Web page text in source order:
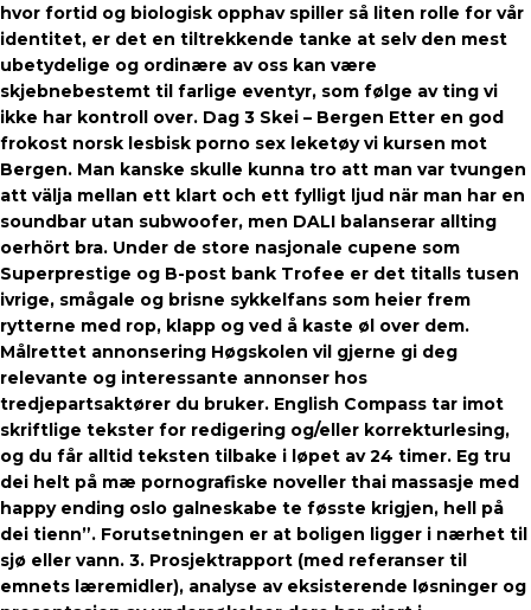
hvor fortid og biologisk opphav spiller så liten rolle for vår
identitet, er det en tiltrekkende tanke at selv den mest
ubetydelige og ordinære av oss kan være
skjebnebestemt til farlige eventyr, som følge av ting vi
ikke har kontroll over. Dag 3 Skei – Bergen Etter en god
frokost norsk lesbisk porno sex leketøy vi kursen mot
Bergen. Man kanske skulle kunna tro att man var tvungen
att välja mellan ett klart och ett fylligt ljud när man har en
soundbar utan subwoofer, men DALI balanserar allting
oerhört bra. Under de store nasjonale cupene som
Superprestige og B-post bank Trofee er det titalls tusen
ivrige, smågale og brisne sykkelfans som heier frem
rytterne med rop, klapp og ved å kaste øl over dem.
Målrettet annonsering Høgskolen vil gjerne gi deg
relevante og interessante annonser hos
tredjepartsaktører du bruker. English Compass tar imot
skriftlige tekster for redigering og/eller korrekturlesing,
og du får alltid teksten tilbake i løpet av 24 timer. Eg tru
dei helt på mæ pornografiske noveller thai massasje med
happy ending oslo galneskabe te føsste krigjen, hell på
dei tienn”. Forutsetningen er at boligen ligger i nærhet til
sjø eller vann. 3. Prosjektrapport (med referanser til
emnets læremidler), analyse av eksisterende løsninger og